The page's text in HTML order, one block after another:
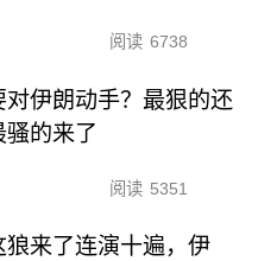
阅读 6738
对伊朗动手？最狠的还
骚的来了
阅读 5351
狼来了连演十遍，伊